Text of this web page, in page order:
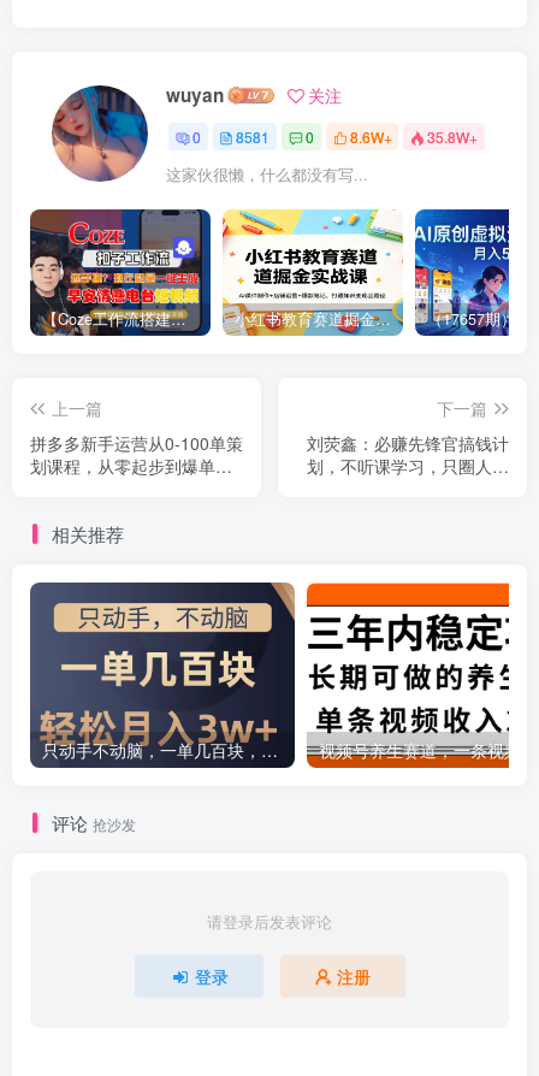
wuyan 关注
0 8581 0 8.6W+ 35.8W+
这家伙很懒，什么都没有写...
【Coze工作流搭建实操教程】【coze】早安情感电台日签视频还在手动做？用扣子工作流自动生成，省时90% 小红书教育赛道掘金实战课：AI课件制作+店铺运营+爆款笔记，打通知识变现全路径
上一篇
拼多多新手运营从0-100单策
划课程，从零起步到爆单详
下一篇
刘荧鑫：必赚先锋官搞钱计
划，不听课学习，只圈人收
相关推荐
只动手不动脑，一单几百块，轻松月入2w+，看完就能直接操作，详细教程
评论 抢沙发
请登录后发表评论
登录 注册